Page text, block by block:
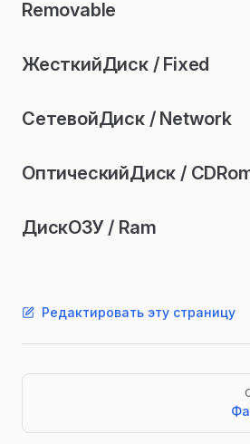
Removable
ЖесткийДиск / Fixed
СетевойДиск / Network
ОптическийДиск /
ДискОЗУ / Ram
Редактировать эту страницу
Pager